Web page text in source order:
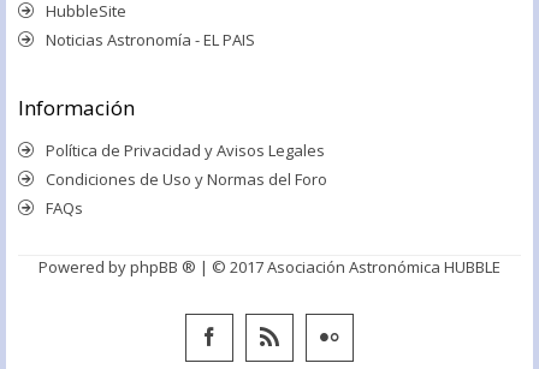
HubbleSite
Noticias Astronomía - EL PAIS
Información
Política de Privacidad y Avisos Legales
Condiciones de Uso y Normas del Foro
FAQs
Powered byphpBB ® | © 2017 Asociación Astronómica HUBBLE